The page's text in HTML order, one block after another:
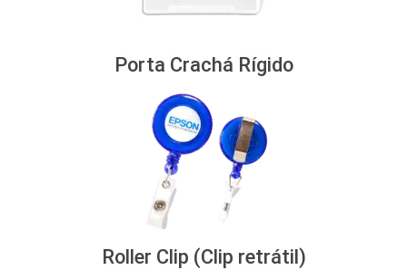
Porta Crachá Rígido
Roller Clip (Clip retrátil)